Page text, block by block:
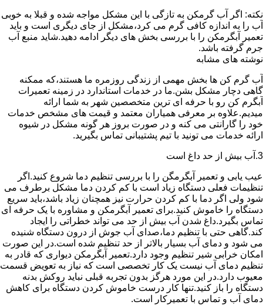
نکته: اگر آب گرمکن به تازگی با این مشکل مواجه شده و قبلا به خوبی
آب را به اندازه کافی گرم می کرد،مشکل از جای دیگری است و باید
تعمیر آبگرمکن را با بررسی بخش های دیگر ادامه دهید.شاید منبع آب
جرم گرفته باشد.
نوشته های مشابه
آب گرم کن ها بخش مهمی از زندگی روزمره ما هستند،که ممکنه
گاهی دچار مشکل بشن.ما در خدمات استاندارد در زمینه تعمیرات
آبگرم کن رو با حرفه ای ترین متخصصین شهر به شما ارائه
میدیم.علاوه بر معرفی همیاران معتمد و قیمت های مشخص خدمات
خود را گارانتی می کنه و در صورت بروز هر گونه مشکل در شیوه
ارائه خدمات می تونید با تیم پشتیبانی تماس بگیرید.
3.آب بیش از حد داغ است
عیب یابی و تعمیر آبگرمگن را با بررسی تنظیم دما شروع کنید.اگر
تنظیمات فعلی دستگاه زیاد است با کم کردن دما مشکل برطرف می
شود ولی اگر دما با کم کردن حرارت نیز همچنان زیاد باشد،باید سریع
دستگاه را خاموش کنید.برای تعمیر آبگرمکن و مشاوره با یک حرفه ای
تماس بگیرد.داغ شدن آب بیش از حد می تواند خطراتی را ایجاد
کند.گاهی حتی با تنظیم دما،صدای آب جوش از درون دستگاه شنیده
می شود و دمای آب بسیار بالاتر از حد تنظیم شده است.در این صورت
امکان خرابی شیر تنظیم وجود دارد.تعمیر آبگرمکن دیواری که قادر به
تنظیم دمای آب نیست یک کار تخصصی است که نیاز به تعویض قسمت
معیوب دارد.در این مورد هرگز بدون تجربه قبلی نباید روکش بدنه
دستگاه را باز کنید.تنها کار درست خاموش کردن دستگاه برای کاهش
دمای آب و تماس با تعمیرکار است.